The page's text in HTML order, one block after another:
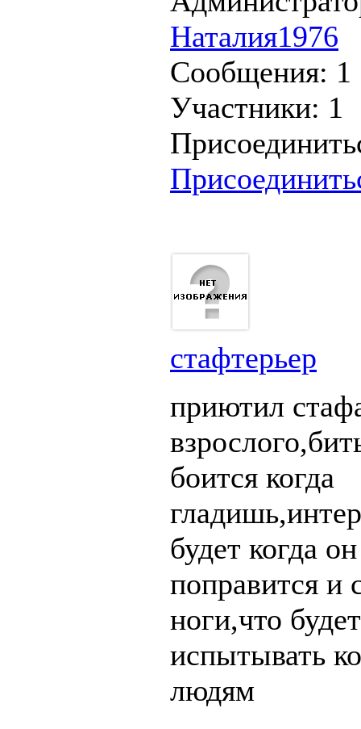
Наталия1976
Сообщения: 1
Участники: 1
стафтерьер
приютил
боится когда
будет когда он
поправится и
ноги,что будет
испытывать
людям